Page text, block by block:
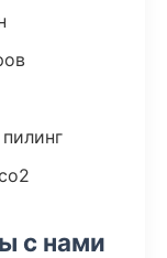
с нами